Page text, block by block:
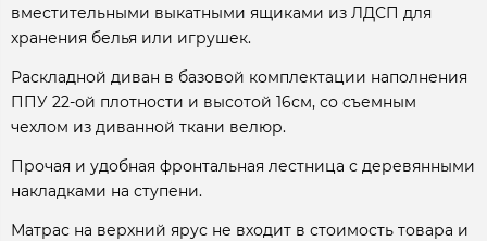
вместительными выкатными ящиками из ЛДСП для
хранения белья или игрушек.
Раскладной диван в базовой комплектации наполнения
ППУ 22-ой плотности и высотой 16см, со съемным
чехлом из диванной ткани велюр.
Прочая и удобная фронтальная лестница с деревянными
накладками на ступени.
Матрас на верхний ярус не входит в стоимость товара и